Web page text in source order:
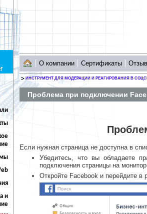
и
О компании Сертификаты
ИНСТРУМЕНТ ДЛЯ МОДЕРАЦИИ И РЕАГИРОВАНИЯ В
Проблема при подключении
Если нужная страница не доступна в
Убедитесь, что вы обладаете
подключения страницы на
Откройте Facebook и перейдите в